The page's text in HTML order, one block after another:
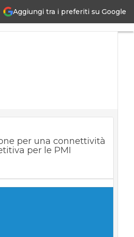
Aggiungi tra i preferiti su Google
per una connettività
per le PMI